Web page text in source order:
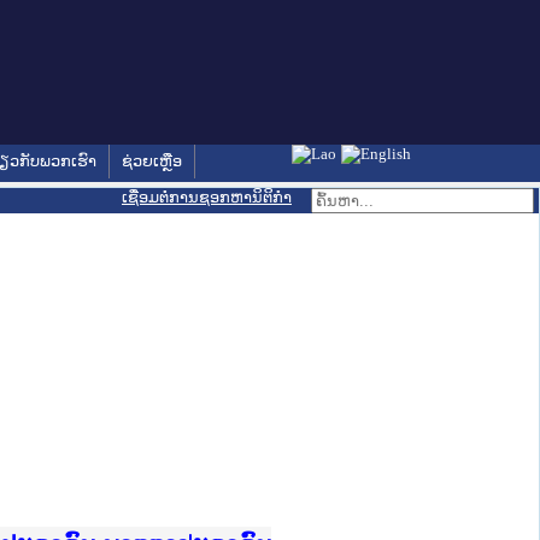
ວກັບພວກເຮົາ
ຊ່ວຍເຫຼືອ
ເຊື່ອມຕໍ່ການຊອກຫານິຕິກຳ